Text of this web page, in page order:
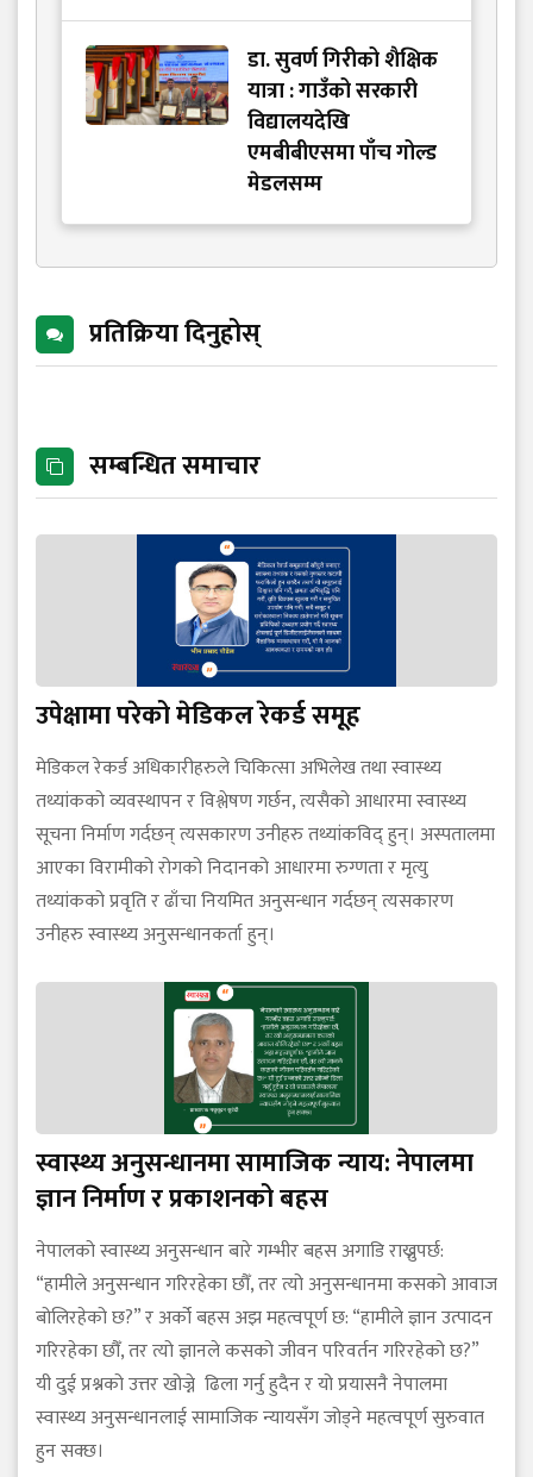
डा. सुवर्ण गिरीको शैक्षिक
यात्रा : गाउँको सरकारी
विद्यालयदेखि
एमबीबीएसमा पाँच गोल्ड
मेडलसम्म
प्रतिक्रिया दिनुहोस्
सम्बन्धित समाचार
उपेक्षामा परेको मेडिकल रेकर्ड समूह
मेडिकल रेकर्ड अधिकारीहरुले चिकित्सा अभिलेख तथा स्वास्थ्य
तथ्यांकको व्यवस्थापन र विश्लेषण गर्छन, त्यसैको आधारमा स्वास्थ्य
सूचना निर्माण गर्दछन् त्यसकारण उनीहरु तथ्यांकविद् हुन्। अस्पतालमा
आएका विरामीको रोगको निदानको आधारमा रुग्णता र मृत्यु
तथ्यांकको प्रवृति र ढाँचा नियमित अनुसन्धान गर्दछन् त्यसकारण
उनीहरु स्वास्थ्य अनुसन्धानकर्ता हुन्।
स्वास्थ्य अनुसन्धानमा सामाजिक न्याय: नेपालमा
ज्ञान निर्माण र प्रकाशनको बहस
नेपालको स्वास्थ्य अनुसन्धान बारे गम्भीर बहस अगाडि राख्नुपर्छ:
“हामीले अनुसन्धान गरिरहेका छौँ, तर त्यो अनुसन्धानमा कसको आवाज
बोलिरहेको छ?” र अर्को बहस अझ महत्वपूर्ण छ: “हामीले ज्ञान उत्पादन
गरिरहेका छौँ, तर त्यो ज्ञानले कसको जीवन परिवर्तन गरिरहेको छ?”
यी दुई प्रश्नको उत्तर खोज्ने ढिला गर्नु हुदैन र यो प्रयासनै नेपालमा
स्वास्थ्य अनुसन्धानलाई सामाजिक न्यायसँग जोड्ने महत्वपूर्ण सुरुवात
हुन सक्छ।